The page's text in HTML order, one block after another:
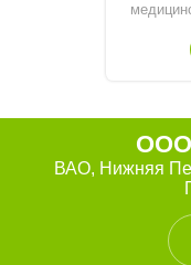
ВАО, Нижняя